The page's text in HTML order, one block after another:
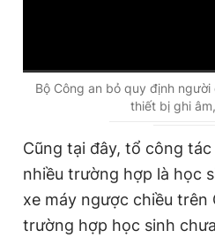
C
r
n
0:00 / D
i
0:00
Bộ Công an bỏ quy định
thiết bị ghi
Cũng tại đây, tổ công
nhiều trường hợp là học
xe máy ngược chiều trên
trường hợp học sinh